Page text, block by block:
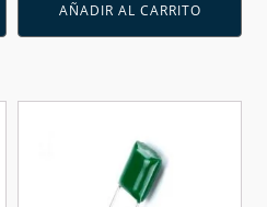
AÑADIR AL CARRITO